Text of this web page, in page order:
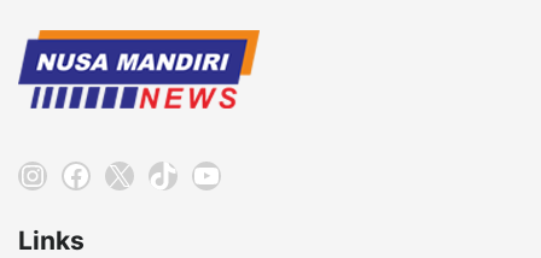
Instagram
Facebook
X TikTokYouTube
Links